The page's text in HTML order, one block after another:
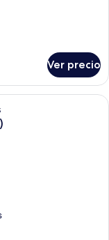
Ver precio
de hotel moderna